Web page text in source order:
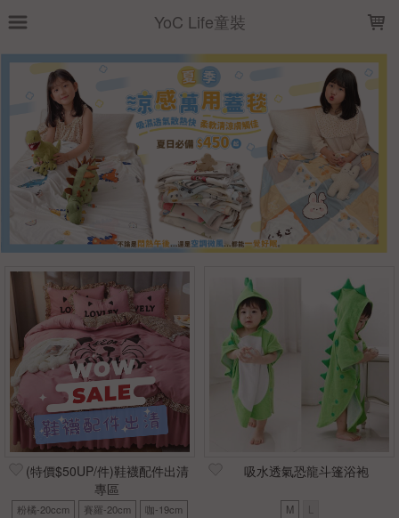
YoC Life童裝
上架時間 銷售價格
樣式尺寸篩選
全部樣式 公主 企鵝
兔子
獨角獸
NO.29 NO.31 NO.9
粉
NO.13
全部尺寸 70*130 90 90*90
100
110
120 130
浴巾+毛巾
篩選
(特價$50UP/件)鞋襪配件出清
專區
粉橘-20ccm 賽羅-20cm
咖-19cm
吸水透氣恐龍斗篷浴袍
M